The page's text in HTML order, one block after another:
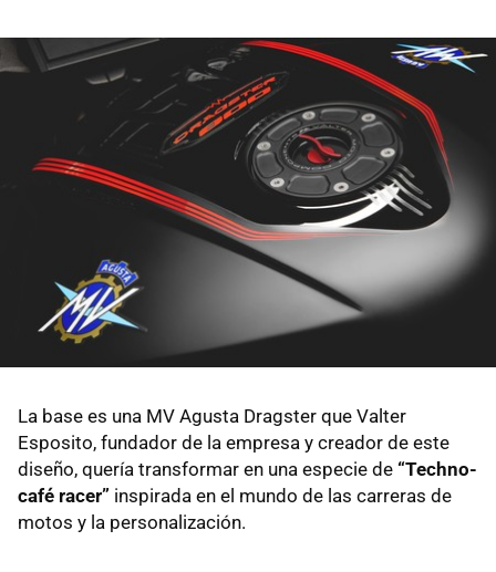
La base es una MV Agusta Dragster que Valter
Esposito, fundador de la empresa y creador de este
diseño, quería transformar en una especie de “Techno-
café racer” inspirada en el mundo de las carreras de
motos y la personalización.